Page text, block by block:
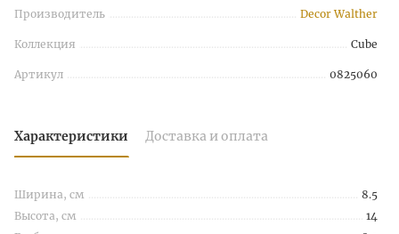
Производитель Decor Walther
Коллекция Cube
Артикул 0825060
Характеристики Доставка и оплата
Ширина, см
8.5
Высота, см
14